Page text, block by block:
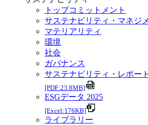
トップコミットメント
サステナビリティ・マネジ
マテリアリティ
環境
社会
ガバナンス
サステナビリティ・レポート
[PDF:23.8MB]
ESGデータ 2025
[Excel:176KB]
ライブラリー